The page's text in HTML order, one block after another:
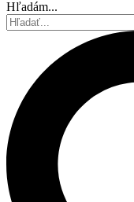
Hľadám...